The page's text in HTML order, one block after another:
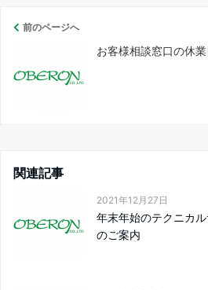
前のページへ
お客様相談窓口の休
関連記事
2021年12月27日
年末年始のテクニカ
のご案内